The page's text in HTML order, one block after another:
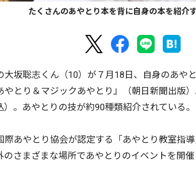
たくさんのあやとり本を背に自身の本を紹介
坂聡志くん（10）が７月18日、自身のあや
とり＆マジックあやとり』（朝日新聞出版
。あやとりの技が約90種類紹介されている。
あやとり協会が認定する「あやとり教室指
さまざまな場所であやとりのイベントを開催